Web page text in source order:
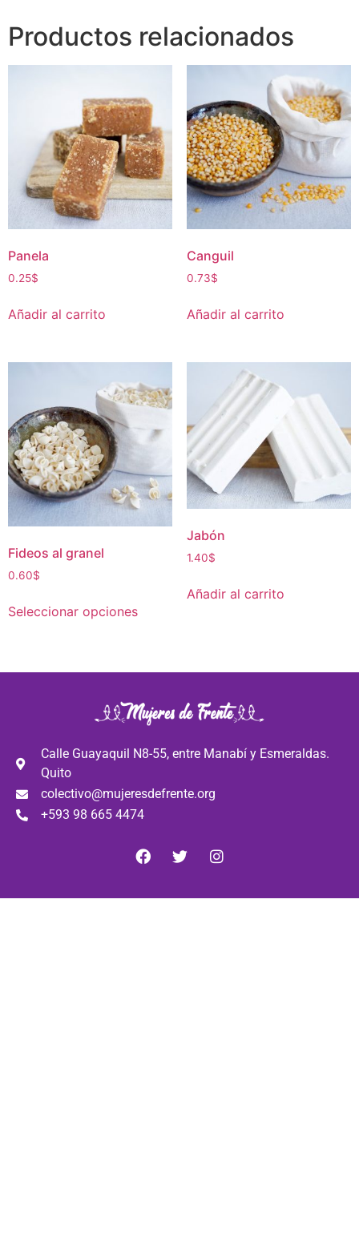
Productos relacionados
Panela
0.25$
Añadir al carrito
Canguil
0.73$
Añadir al carrito
Fideos al granel
0.60$
Seleccionar opciones
Jabón
1.40$
Añadir al carrito
Calle Guayaquil N8-55, entre Manabí y Esmeraldas.
Quito
colectivo@mujeresdefrente.org
+593 98 665 4474